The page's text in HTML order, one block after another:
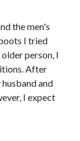
the men's
I tried
person, I
After
and
I expect